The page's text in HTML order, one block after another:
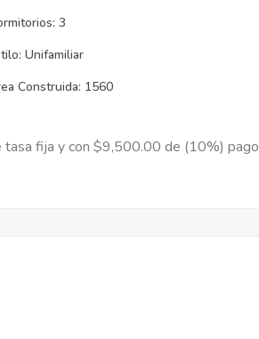
3
Unifamiliar
Construida: 1560
tasa fija y con $9,500.00 de (10%) pago